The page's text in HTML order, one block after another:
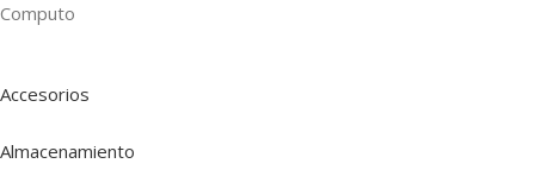
Computo
Accesorios
Almacenamiento